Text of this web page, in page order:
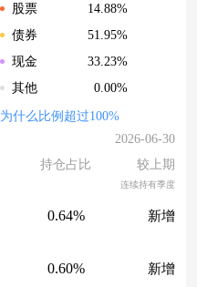
股票
14.88%
债券
51.95%
现金
33.23%
其他
0.00%
为什么比例超过100%
2026-06-30
持仓占比 较上期
连续持有季度
0.64% 新增
0.60% 新增